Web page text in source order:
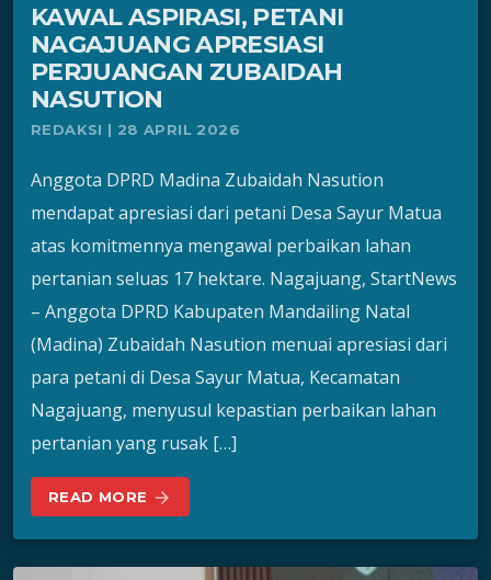
KAWAL ASPIRASI, PETANI
NAGAJUANG APRESIASI
PERJUANGAN ZUBAIDAH
NASUTION
REDAKSI | 28 APRIL 2026
Anggota DPRD Madina Zubaidah Nasution
mendapat apresiasi dari petani Desa Sayur Matua
atas komitmennya mengawal perbaikan lahan
pertanian seluas 17 hektare. Nagajuang, StartNews
– Anggota DPRD Kabupaten Mandailing Natal
(Madina) Zubaidah Nasution menuai apresiasi dari
para petani di Desa Sayur Matua, Kecamatan
Nagajuang, menyusul kepastian perbaikan lahan
pertanian yang rusak […]
READ MORE arrow_forward